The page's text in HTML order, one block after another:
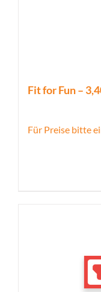
Fit for Fun –
Für Preise bitte